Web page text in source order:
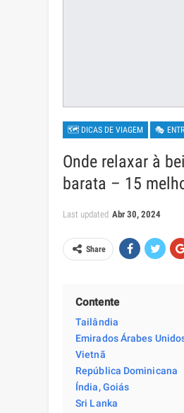
🗺 DICAS DE VIAGEM 🎭
Onde relaxar à
barata – 15
Last updated Abr 30, 2024
Share
Contente
Tailândia
Emirados Árabes
Vietnã
República Dominicana
Índia, Goiás
Sri Lanka